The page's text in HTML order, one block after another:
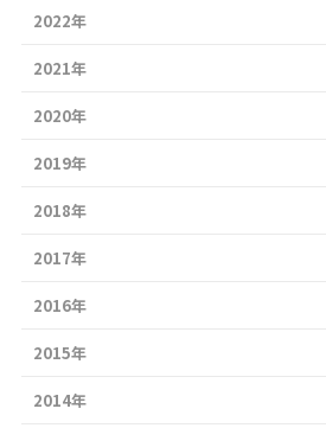
2022年
2021年
2020年
2019年
2018年
2017年
2016年
2015年
2014年